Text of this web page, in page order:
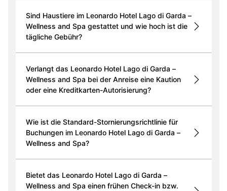
Sind Haustiere im Leonardo Hotel Lago di Garda –
Wellness and Spa gestattet und wie hoch ist die
tägliche Gebühr?
Verlangt das Leonardo Hotel Lago di Garda –
Wellness and Spa bei der Anreise eine Kaution
oder eine Kreditkarten-Autorisierung?
Wie ist die Standard-Stornierungsrichtlinie für
Buchungen im Leonardo Hotel Lago di Garda –
Wellness and Spa?
Bietet das Leonardo Hotel Lago di Garda –
Wellness and Spa einen frühen Check-in bzw.